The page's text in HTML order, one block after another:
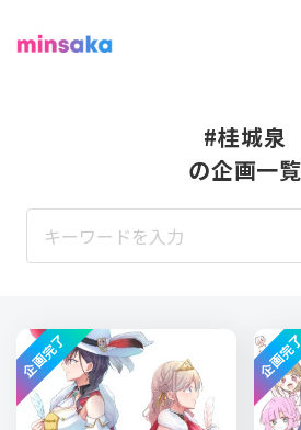
#桂城泉
の企画一覧
企画完了 企画